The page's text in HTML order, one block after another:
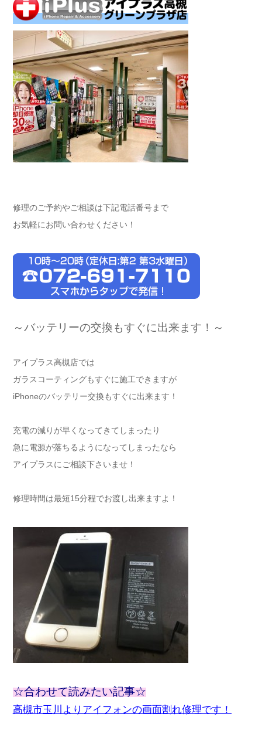
修理のご予約やご相談は下記電話番号まで
お気軽にお問い合わせください！
～バッテリーの交換もすぐに出来ます！～
アイプラス高槻店では
ガラスコーティングもすぐに施工できますが
iPhoneのバッテリー交換もすぐに出来ます！
充電の減りが早くなってきてしまったり
急に電源が落ちるようになってしまったなら
アイプラスにご相談下さいませ！
修理時間は最短15分程でお渡し出来ますよ！
☆合わせて読みたい記事☆
高槻市玉川よりアイフォンの画面割れ修理です！